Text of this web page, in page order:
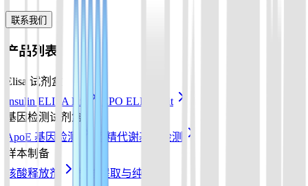
联系我们
产品列表
Elisa 试剂盒
Insulin ELISA Kit
EPO ELISA Kit
基因检测试剂盒
ApoE 基因检测
酒精代谢基因检测
样本制备
核酸释放剂
核酸提取与纯化